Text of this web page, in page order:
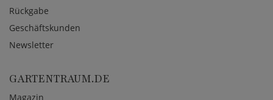
Rückgabe
Geschäftskunden
Newsletter
GARTENTRAUM.DE
Magazin